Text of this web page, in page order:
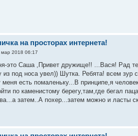
на просторах интернета!
мар 2018 06:17
это Саша ,Привет дружище!! ...Вася! Рад
из под носа увел)) Шутка. Ребята! всем
меня есть помаленьку...В принципе,я
по каменистому берегу,там,где бегал
затем..А похер...затем можно и ласты